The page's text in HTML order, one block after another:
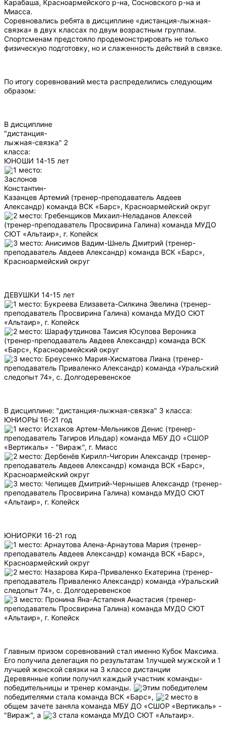
Карабаша, Красноармейского р-на, Сосновского р-на и
Миасса.
Соревновались ребята в дисциплине «дистанция-лыжная-
связка» в двух классах по двум возрастным группам.
Спортсменам предстояло продемонстрировать не только
физическую подготовку, но и слаженность действий в связке.
По итогу соревнований места распределились следующим
образом:
В дисциплине
"дистанция-
лыжная-связка" 2
класса:
ЮНОШИ 14-15 лет
1 место:
Заслонов
Константин-
Казанцев Артемий (тренер-преподаватель Авдеев
Александр) команда ВСК «Барс», Красноармейский округ
2 место: Гребенщиков Михаил-Неладанов Алексей
(тренер-преподаватель Просвирина Галина) команда МУДО
СЮТ «Альтаир», г. Копейск
3 место: Анисимов Вадим-Шнель Дмитрий (тренер-
преподаватель Авдеев Александр) команда ВСК «Барс»,
Красноармейский округ
ДЕВУШКИ 14-15 лет
1 место: Букреева Елизавета-Силкина Эвелина (тренер-
преподаватель Просвирина Галина) команда МУДО СЮТ
«Альтаир», г. Копейск
2 место: Шарафутдинова Таисия Юсупова Вероника
(тренер-преподаватель Авдеев Александр) команда ВСК
«Барс», Красноармейский округ
3 место: Бреусенко Мария-Хисматова Лиана (тренер-
преподаватель Приваленко Александр) команда «Уральский
следопыт 74», с. Долгодеревенское
В дисциплине: "дистанция-лыжная-связка" 3 класса:
ЮНИОРЫ 16-21 год
1 место: Исхаков Артем-Мельников Денис (тренер-
преподаватель Тагиров Ильдар) команда МБУ ДО «СШОР
«Вертикаль» - "Вираж", г. Миасс
2 место: Дербенёв Кирилл-Чигорин Александр (тренер-
преподаватель Авдеев Александр) команда ВСК «Барс»,
Красноармейский округ
3 место: Чепищев Дмитрий-Чернышев Александр (тренер-
преподаватель Просвирина Галина) команда МУДО СЮТ
«Альтаир», г. Копейск
ЮНИОРКИ 16-21 год
1 место: Арнаутова Алена-Арнаутова Мария (тренер-
преподаватель Авдеев Александр) команда ВСК «Барс»,
Красноармейский округ
2 место: Назарова Кира-Приваленко Екатерина (тренер-
преподаватель Приваленко Александр) команда «Уральский
следопыт 74», с. Долгодеревенское
3 место: Пронина Яна-Астапеня Анастасия (тренер-
преподаватель Просвирина Галина) команда МУДО СЮТ
«Альтаир», г. Копейск
Главным призом соревнований стал именно Кубок Максима.
Его получила делегация по результатам 1лучшей мужской и 1
лучшей женской связки на 3 классе дистанции
Деревянные копии получил каждый участник команды-
победительницы и тренер команды.
Этим победителем
победителями стала команда ВСК «Барс»,
2 место в
общем зачете заняла команда МБУ ДО «СШОР «Вертикаль» -
"Вираж", а
3 стала команда МУДО СЮТ «Альтаир».